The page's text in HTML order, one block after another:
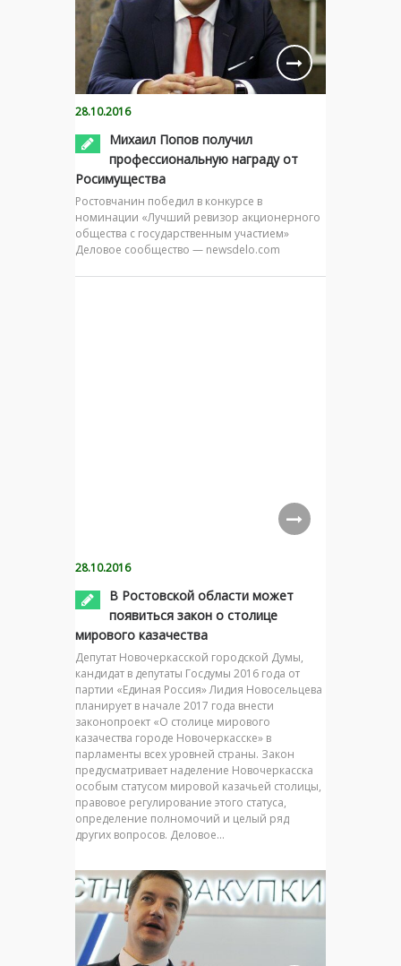
28.10.2016
Михаил Попов получил
профессиональную награду от
Росимущества
Ростовчанин победил в конкурсе в
номинации «Лучший ревизор акционерного
общества с государственным участием»
Деловое сообщество — newsdelo.com
28.10.2016
В Ростовской области может
появиться закон о столице
мирового казачества
Депутат Новочеркасской городской Думы,
кандидат в депутаты Госдумы 2016 года от
партии «Единая Россия» Лидия Новосельцева
планирует в начале 2017 года внести
законопроект «О столице мирового
казачества городе Новочеркасске» в
парламенты всех уровней страны. Закон
предусматривает наделение Новочеркасска
особым статусом мировой казачьей столицы,
правовое регулирование этого статуса,
определение полномочий и целый ряд
других вопросов. Деловое…